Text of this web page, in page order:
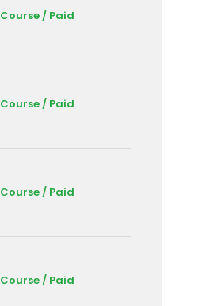
Course / Paid
Course / Paid
Course / Paid
Course / Paid